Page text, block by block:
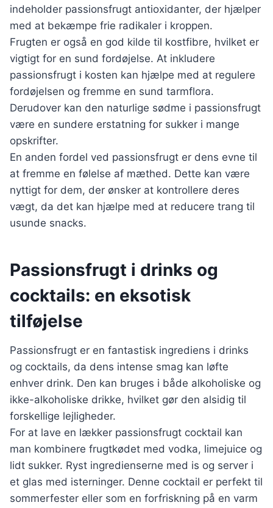
indeholder passionsfrugt antioxidanter, der hjælper
med at bekæmpe frie radikaler i kroppen.
Frugten er også en god kilde til kostfibre, hvilket er
vigtigt for en sund fordøjelse. At inkludere
passionsfrugt i kosten kan hjælpe med at regulere
fordøjelsen og fremme en sund tarmflora.
Derudover kan den naturlige sødme i passionsfrugt
være en sundere erstatning for sukker i mange
opskrifter.
En anden fordel ved passionsfrugt er dens evne til
at fremme en følelse af mæthed. Dette kan være
nyttigt for dem, der ønsker at kontrollere deres
vægt, da det kan hjælpe med at reducere trang til
usunde snacks.
Passionsfrugt i drinks og
cocktails: en eksotisk
tilføjelse
Passionsfrugt er en fantastisk ingrediens i drinks
og cocktails, da dens intense smag kan løfte
enhver drink. Den kan bruges i både alkoholiske og
ikke-alkoholiske drikke, hvilket gør den alsidig til
forskellige lejligheder.
For at lave en lækker passionsfrugt cocktail kan
man kombinere frugtkødet med vodka, limejuice og
lidt sukker. Ryst ingredienserne med is og server i
et glas med isterninger. Denne cocktail er perfekt til
sommerfester eller som en forfriskning på en varm